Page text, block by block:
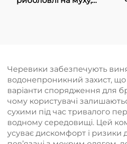
Черевики забезпечують
водонепроникний захист,
варіанти спорядження для
чому користувачі
сухими під час тривалого
водному середовищі. Цей
усуває дискомфорт і ризики